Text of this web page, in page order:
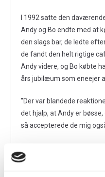
I 1992 satte den
Andy og Bo endte med at
den slags bar, de ledte
de fandt den helt rigtige
Andy videre, og Bo købte
års jubilæum som eneejer
”Der var blandede
det hjalp, at Andy er
så accepterede de mig
”Ja nu er der jo gået 22 år,
fint. Så jeg har ingen